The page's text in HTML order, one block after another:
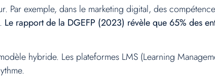
Par exemple, dans le marketing digital, des
Le rapport de la DGEFP (2023) révèle que 65% des
hybride. Les plateformes LMS (Learning